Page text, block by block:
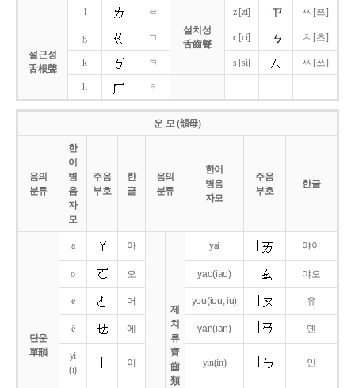
l
ㄹ
설치성
舌齒聲
z [zi] ㅉ [쯔]
설근성
舌根聲
g ㄱ c [ci] ㅊ [츠]
k ㅋ s [si] ㅆ [쓰]
h ㅎ
운 모 (韻母)
음의
분류
한
어
병
음
자
모
주음
부호
한
글
음의
분류
한어
병음
자모
주음
부호
한글
단운
單韻
a 아
제
치
류
齊
齒
類
yai 야이
o 오 yao(iao) 야오
e 어 you(iou,iu) 유
ê 에 yan(ian) 옌
yi
(i)
이 yin(in) 인